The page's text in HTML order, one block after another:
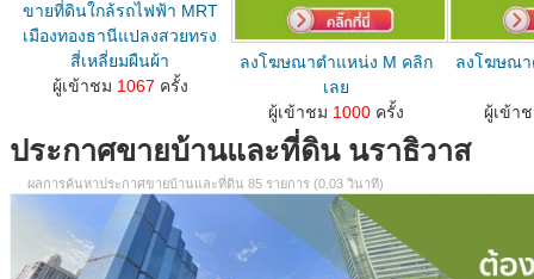
ขายที่ดินใกล้รถไฟฟ้า MRT
เมืองทองธานีแปลงสวยทรง
สี่เหลี่ยมผืนผ้า
ลงโฆษณาขายบ้านที่ดินตำแหน่ง M คลิกเลย...
ผู้เข้าชม 1067 ครั้ง
ลงโฆษณาตำแหน่ง M คลิก
เลย
ลงโฆษณาขายบ้านที่ดินตำแหน่ง M คลิกเลย...
ผู้เข้าชม 1000 ครั้ง
ลงโฆษณา
ลงโฆษณาขาย
ผู้เข้า
ประกาศขายบ้านและที่ดิน นราธิวาส
ผลการค้นหาประกาศขายบ้านและที่ดิน 85 รายการ (0.03 วินาที)